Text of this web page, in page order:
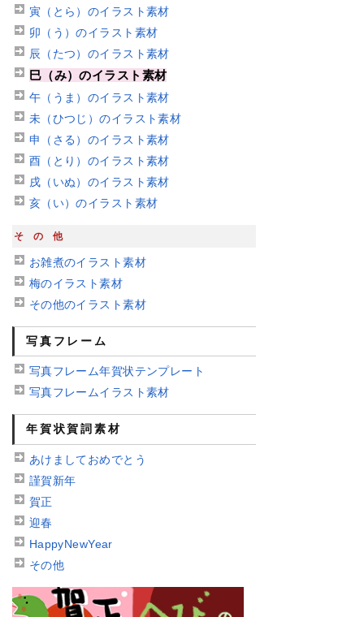
寅（とら）のイラスト素材
卯（う）のイラスト素材
辰（たつ）のイラスト素材
巳（み）のイラスト素材
午（うま）のイラスト素材
未（ひつじ）のイラスト素材
申（さる）のイラスト素材
酉（とり）のイラスト素材
戌（いぬ）のイラスト素材
亥（い）のイラスト素材
その他
お雑煮のイラスト素材
梅のイラスト素材
その他のイラスト素材
写真フレーム
写真フレーム年賀状テンプレート
写真フレームイラスト素材
年賀状賀詞素材
あけましておめでとう
謹賀新年
賀正
迎春
HappyNewYear
その他